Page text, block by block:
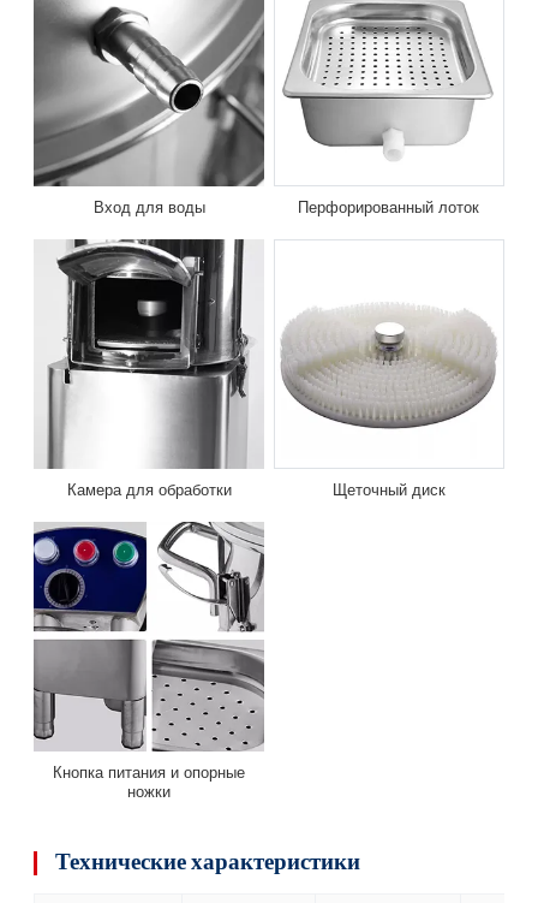
Вход для воды Перфорированный лоток
Камера для обработки Щеточный диск
Кнопка питания и опорные
ножки
Технические характеристики